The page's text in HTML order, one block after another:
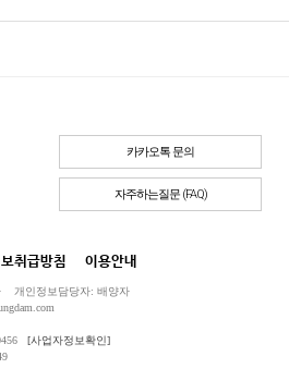
카카오톡 문의
자주하는질문 (FAQ)
취급방침 이용안내
개인정보담당자: 배양자
[사업자정보확인]